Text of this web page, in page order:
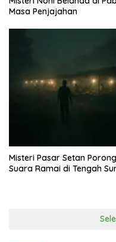
Masa Penjajahan
Misteri Pasar Setan
Suara Ramai di Tengah